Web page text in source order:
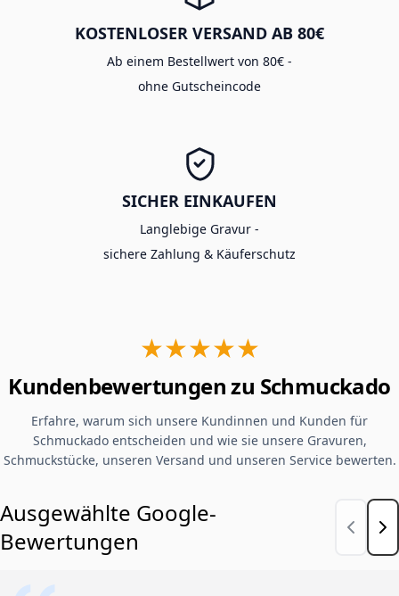
KOSTENLOSER VERSAND AB 80€
Ab einem Bestellwert von 80€ -
ohne Gutscheincode
SICHER EINKAUFEN
Langlebige Gravur -
sichere Zahlung & Käuferschutz
★★★★★
Kundenbewertungen zu Schmuckado
Erfahre, warum sich unsere Kundinnen und Kunden für
Schmuckado entscheiden und wie sie unsere Gravuren,
Schmuckstücke, unseren Versand und unseren Service bewerten.
Ausgewählte Google-
Bewertungen